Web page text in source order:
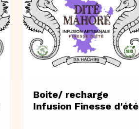
Boite/ recharge
Infusion Finesse d'été